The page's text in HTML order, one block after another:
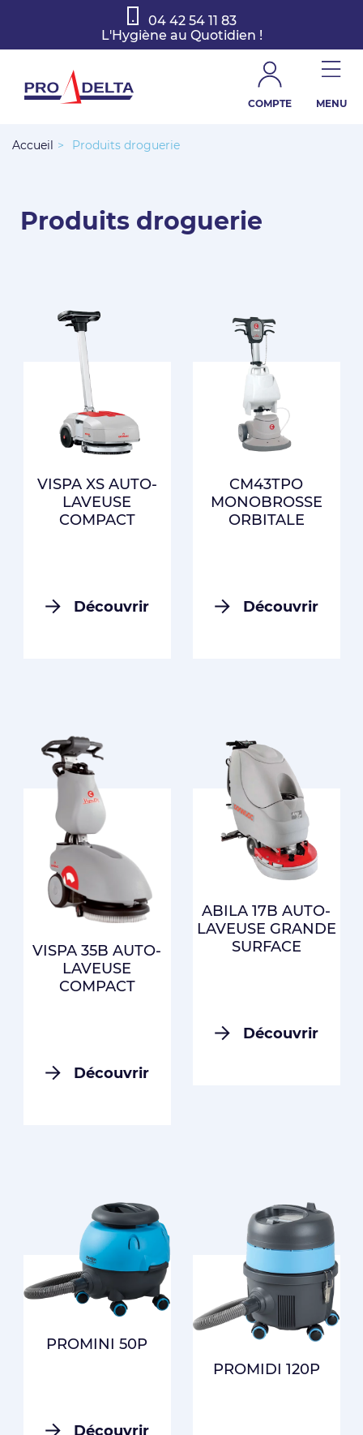
04 42 54 11 83
L'Hygiène au Quotidien !
COMPTE MENU
Accueil > Produits droguerie
Produits droguerie
VISPA XS AUTO-
LAVEUSE
COMPACT
Découvrir
CM43TPO
MONOBROSSE
ORBITALE
Découvrir
VISPA 35B AUTO-
LAVEUSE
COMPACT
Découvrir
ABILA 17B AUTO-
LAVEUSE GRANDE
SURFACE
Découvrir
PROMINI 50P
Découvrir
PROMIDI 120P